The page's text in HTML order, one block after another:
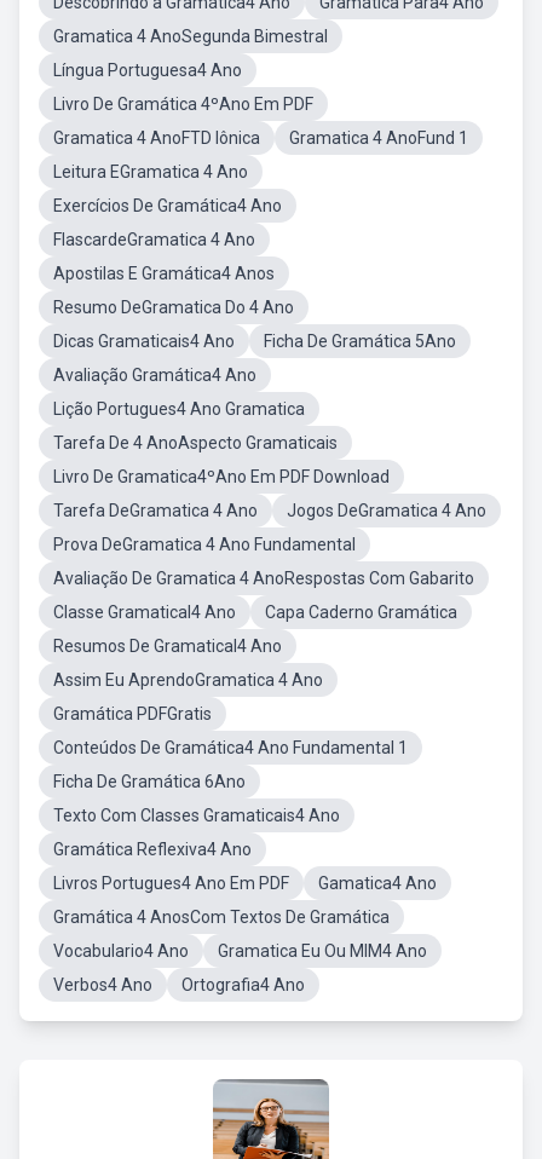
Gramatica 4 AnoSegunda Bimestral
Língua Portuguesa4 Ano
Livro De Gramática 4ºAno Em PDF
Gramatica 4 AnoFTD Iônica
Gramatica 4 AnoFund 1
Leitura EGramatica 4 Ano
Exercícios De Gramática4 Ano
FlascardeGramatica 4 Ano
Apostilas E Gramática4 Anos
Resumo DeGramatica Do 4 Ano
Dicas Gramaticais4 Ano
Ficha De Gramática 5Ano
Avaliação Gramática4 Ano
Lição Portugues4 Ano Gramatica
Tarefa De 4 AnoAspecto Gramaticais
Livro De Gramatica4ºAno Em PDF Download
Tarefa DeGramatica 4 Ano
Jogos DeGramatica 4 Ano
Prova DeGramatica 4 Ano Fundamental
Avaliação De Gramatica 4 AnoRespostas Com Gabarito
Classe Gramatical4 Ano
Capa Caderno Gramática
Resumos De Gramatical4 Ano
Assim Eu AprendoGramatica 4 Ano
Gramática PDFGratis
Conteúdos De Gramática4 Ano Fundamental 1
Ficha De Gramática 6Ano
Texto Com Classes Gramaticais4 Ano
Gramática Reflexiva4 Ano
Livros Portugues4 Ano Em PDF
Gamatica4 Ano
Gramática 4 AnosCom Textos De Gramática
Vocabulario4 Ano
Gramatica Eu Ou MIM4 Ano
Verbos4 Ano
Ortografia4 Ano